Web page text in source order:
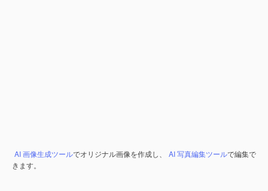
AI 画像生成ツールでオリジナル画像を作成し、 AI 写真編集ツールで編集で
きます。